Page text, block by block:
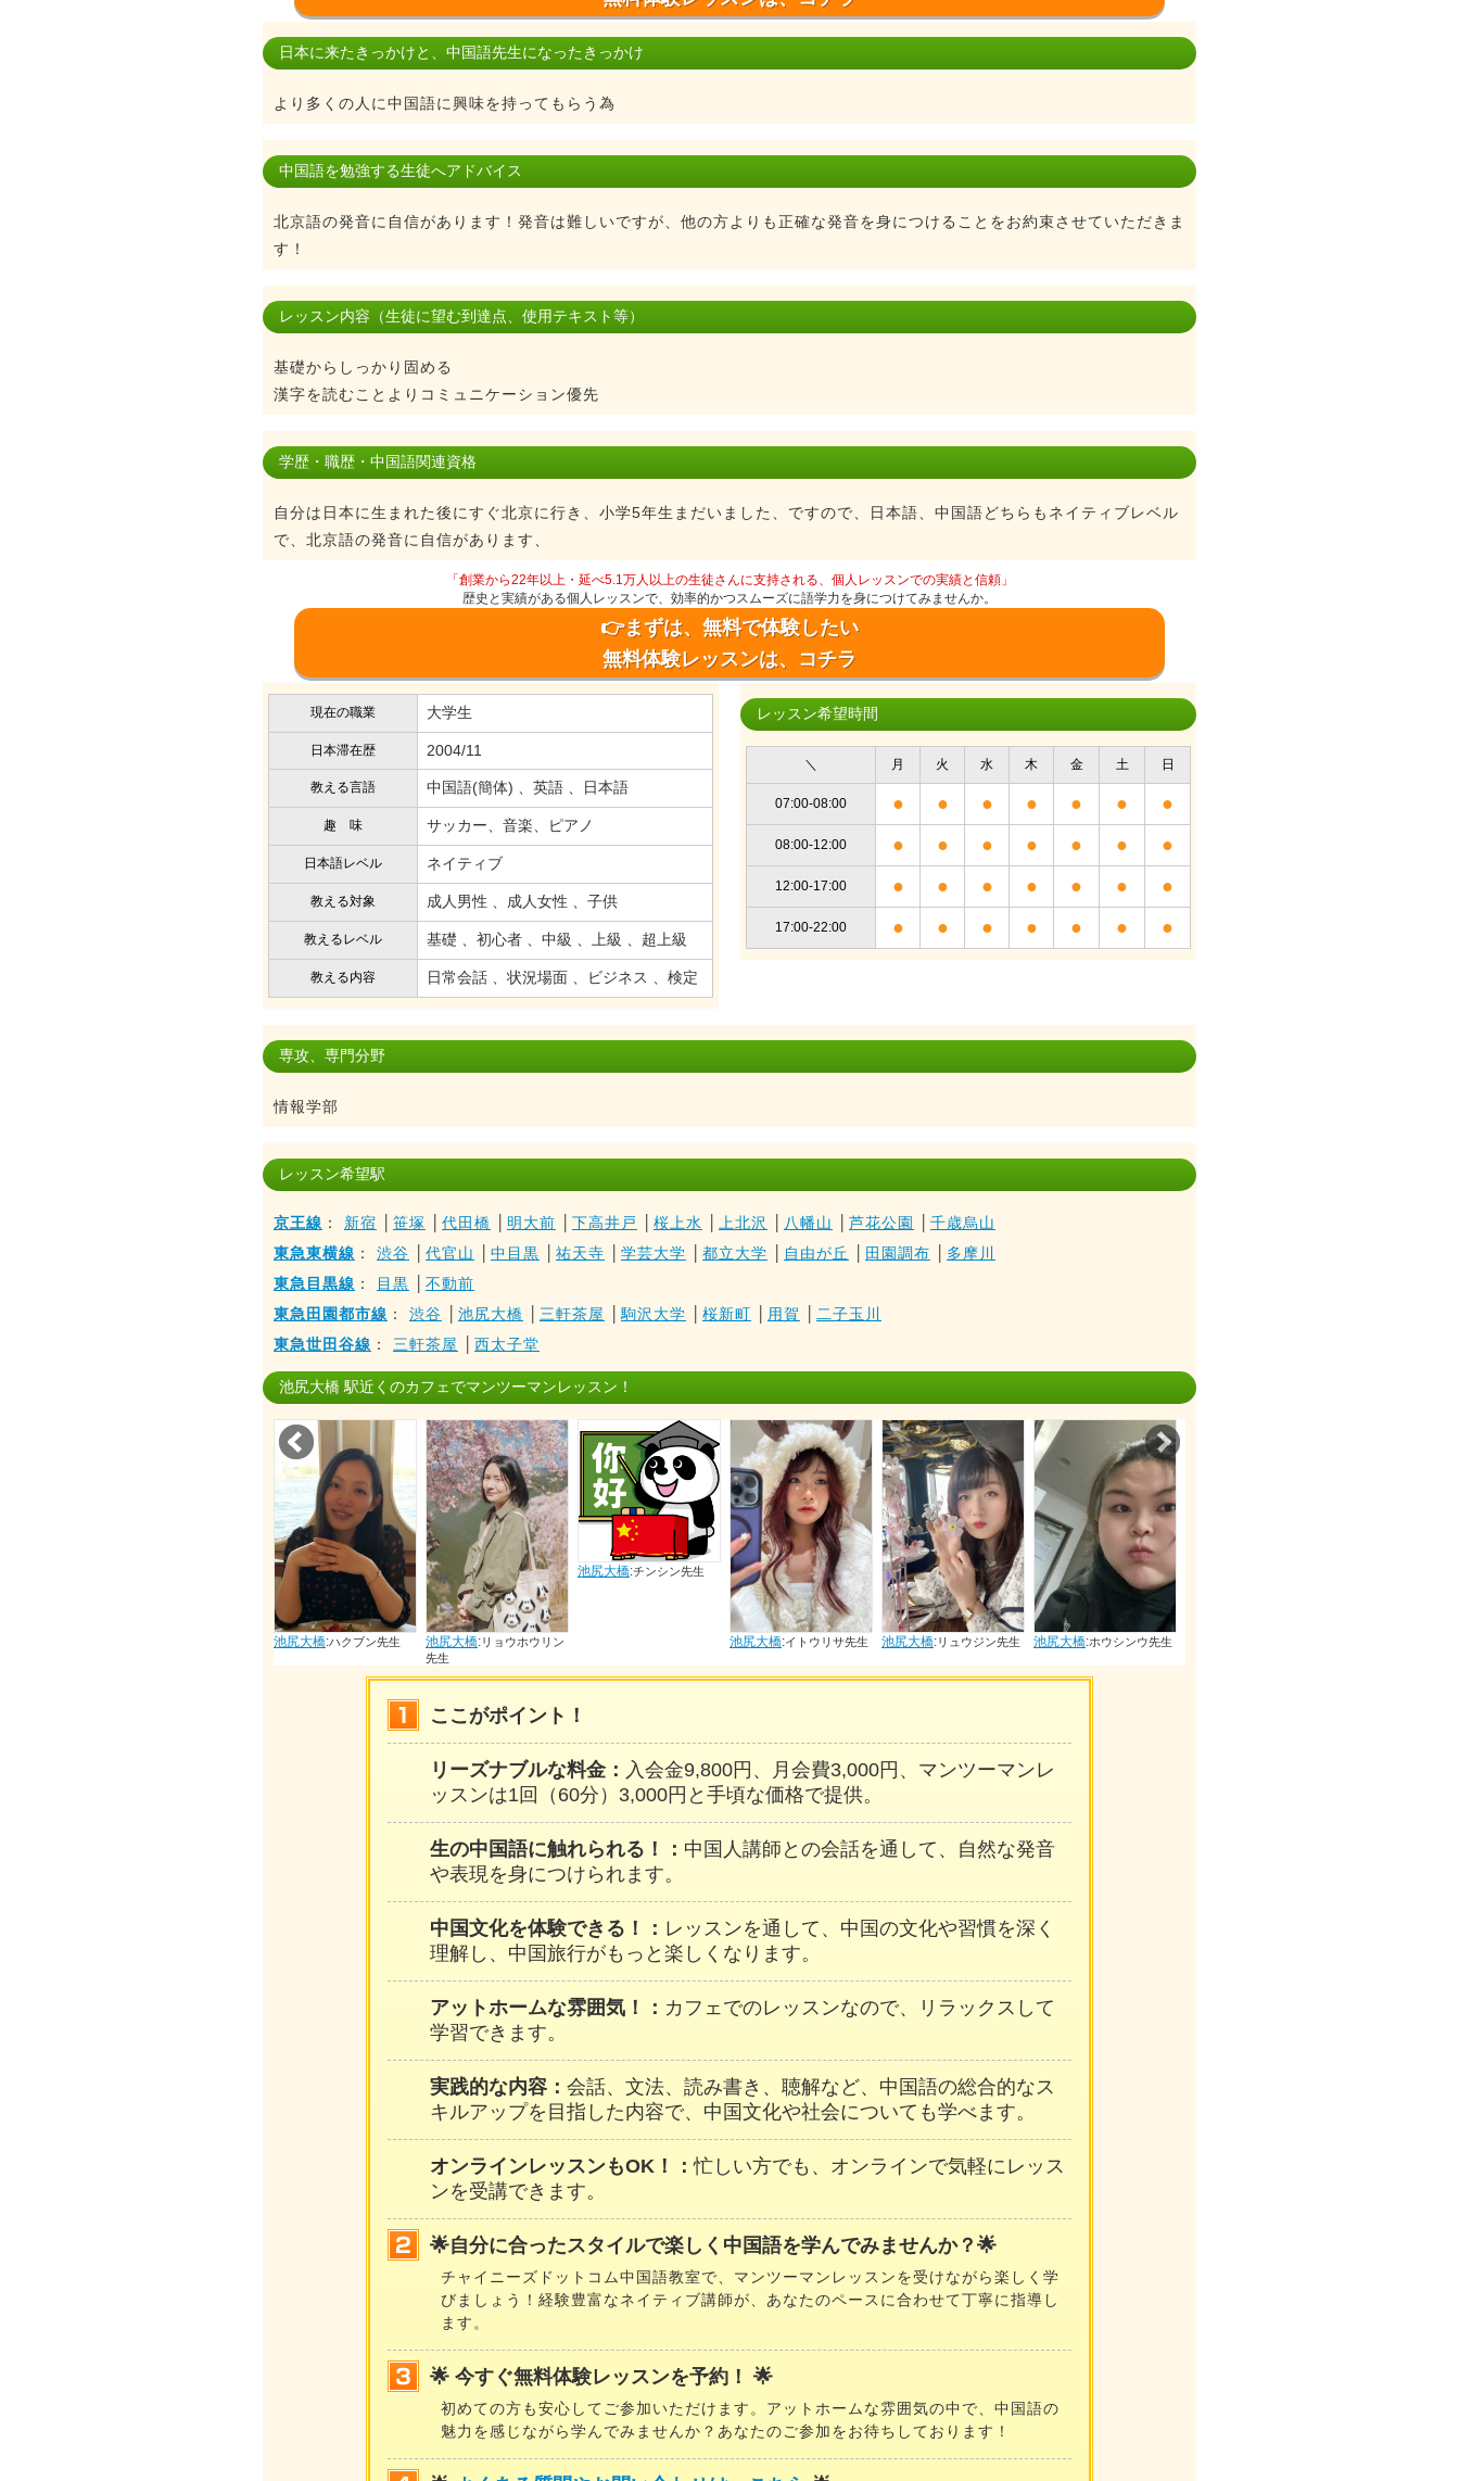
日本に来たきっかけと、中国語先生になったきっかけ
より多くの人に中国語に興味を持ってもらう為
中国語を勉強する生徒へアドバイス
北京語の発音に自信があります！発音は難しいですが、他の方よりも正確な発音を身につけることをお約束させていただきま
す！
レッスン内容（生徒に望む到達点、使用テキスト等）
基礎からしっかり固める
漢字を読むことよりコミュニケーション優先
学歴・職歴・中国語関連資格
自分は日本に生まれた後にすぐ北京に行き、小学5年生まだいました、ですので、日本語、中国語どちらもネイティブレベル
で、北京語の発音に自信があります、
「創業から22年以上・延べ5.1万人以上の生徒さんに支持される、個人レッスンでの実績と信頼」
歴史と実績がある個人レッスンで、効率的かつスムーズに語学力を身につけてみませんか。
👉まずは、無料で体験したい
無料体験レッスンは、コチラ
現在の職業 大学生
日本滞在歴 2004/11
教える言語 中国語(簡体) 、英語 、日本語
趣 味 サッカー、音楽、ピアノ
日本語レベル ネイティブ
教える対象 成人男性 、成人女性 、子供
教えるレベル 基礎 、初心者 、中級 、上級 、超上級
教える内容 日常会話 、状況場面 、ビジネス 、検定
レッスン希望時間
＼ 月 火 水 木 金 土 日
07:00-08:00 ● ● ● ● ● ● ●
08:00-12:00 ● ● ● ● ● ● ●
12:00-17:00 ● ● ● ● ● ● ●
17:00-22:00 ● ● ● ● ● ● ●
専攻、専門分野
情報学部
レッスン希望駅
京王線 ： 新宿 笹塚 代田橋 明大前 下高井戸 桜上水 上北沢 八幡山 芦花公園
千歳烏山
東急東横線 ： 渋谷 代官山 中目黒 祐天寺 学芸大学 都立大学 自由が丘 田園調布
多摩川
東急目黒線 ： 目黒
不動前
東急田園都市線 ： 渋谷 池尻大橋 三軒茶屋 駒沢大学 桜新町 用賀
二子玉川
東急世田谷線 ： 三軒茶屋 西太子堂
池尻大橋 駅近くのカフェでマンツーマンレッスン！
池尻大橋:リョウホウリン
池尻大橋:チンシン先生
池尻大橋:リュウジン先生 池尻大橋:ホウシンウ先生 池尻大橋:ヨウシュウケン
ここがポイント！
リーズナブルな料金： 入会金9,800円、月会費3,000円、マンツーマンレ
ッスンは1回（60分）3,000円と手頃な価格で提供。
生の中国語に触れられる！： 中国人講師との会話を通して、自然な発音
や表現を身につけられます。
中国文化を体験できる！： レッスンを通して、中国の文化や習慣を深く
理解し、中国旅行がもっと楽しくなります。
アットホームな雰囲気！： カフェでのレッスンなので、リラックスして
学習できます。
実践的な内容： 会話、文法、読み書き、聴解など、中国語の総合的なス
キルアップを目指した内容で、中国文化や社会についても学べます。
オンラインレッスンもOK！：忙しい方でも、オンラインで気軽にレッス
ンを受講できます。
🌟自分に合ったスタイルで楽しく中国語を学んでみませんか？🌟
チャイニーズドットコム中国語教室で、マンツーマンレッスンを受けながら楽しく学
びましょう！経験豊富なネイティブ講師が、あなたのペースに合わせて丁寧に指導し
ます。
🌟 今すぐ無料体験レッスンを予約！ 🌟
初めての方も安心してご参加いただけます。アットホームな雰囲気の中で、中国語の
魅力を感じながら学んでみませんか？あなたのご参加をお待ちしております！